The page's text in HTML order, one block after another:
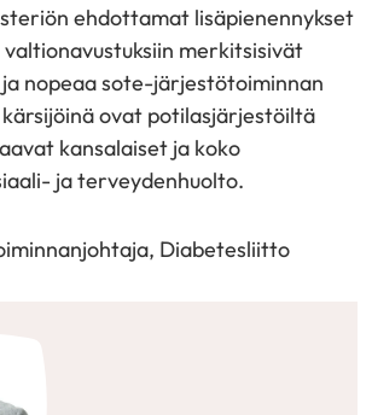
ehdottamat lisäpienennykset
merkitsisivät
nopeaa sote-järjestötoiminnan
kärsijöinä ovat potilasjärjestöiltä
kansalaiset ja koko
ja terveydenhuolto.
Diabetesliitto